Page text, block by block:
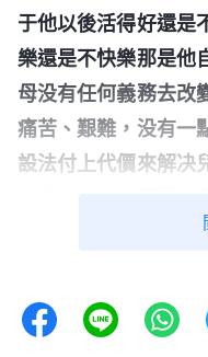
于他以後活得好還是
樂還是不快樂那是他
母没有任何義務去改
痛苦、艱難，没有一
設法付上代價來解决
問他為什麽不快樂，
責任就可以了，到此
事，你没必要為此而